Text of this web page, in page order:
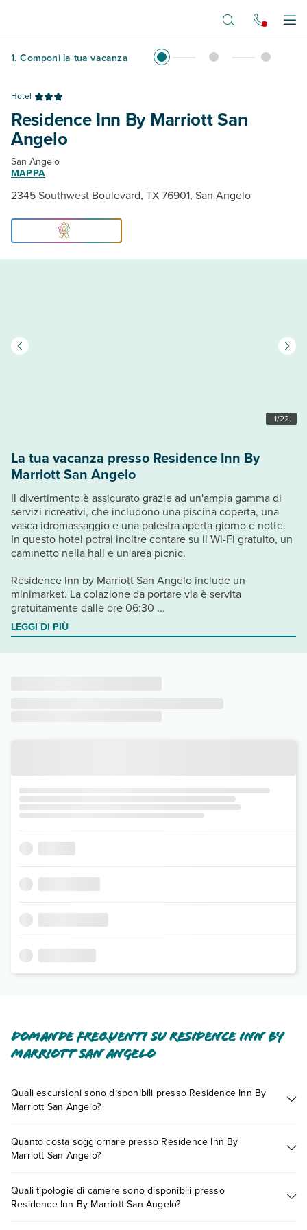
1. Componi la tua vacanza
Hotel
Residence Inn By Marriott San
Angelo
San Angelo
MAPPA
2345 Southwest Boulevard, TX 76901, San Angelo
1/22
La tua vacanza presso Residence Inn By
Marriott San Angelo
Il divertimento è assicurato grazie ad un'ampia gamma di
servizi ricreativi, che includono una piscina coperta, una
vasca idromassaggio e una palestra aperta giorno e notte.
In questo hotel potrai inoltre contare su il Wi-Fi gratuito, un
caminetto nella hall e un'area picnic.
Residence Inn by Marriott San Angelo include un
minimarket. La colazione da portare via è servita
gratuitamente dalle ore 06:30 ...
LEGGI DI PIÙ
Domande frequenti su Residence Inn By
Marriott San Angelo
Quali escursioni sono disponibili presso Residence Inn By
Marriott San Angelo?
presso Residence Inn By Marriott San Angelo. Scoprile tutte
nella sezione dedicata
Quanto costa soggiornare presso Residence Inn By
Marriott San Angelo?
variare in base a vari fattori (per es. date, condizioni dell'hotel,
ecc). Per consultare i prezzi, compila il motore di ricerca e
Quali tipologie di camere sono disponibili presso
Residence Inn By Marriott San Angelo?